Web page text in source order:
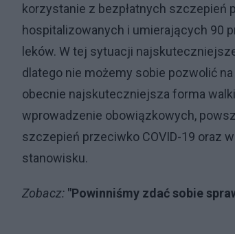
korzystanie z bezpłatnych szczepień
hospitalizowanych i umierających 90
leków. W tej sytuacji
dlatego nie możemy sobie pozwolić
obecnie najskuteczniejsza forma
wprowadzenie obowiązkowych,
szczepień przeciwko COVID-19 oraz
stanowisku.
Zobacz: "Powinniśmy zdać sobie